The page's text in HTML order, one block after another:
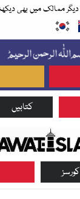
ممالک میں بھی
کتابیں
کورسز